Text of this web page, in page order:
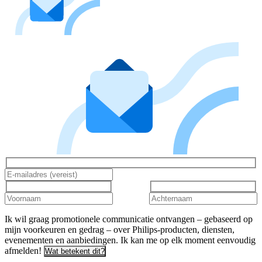
Ik wil graag promotionele communicatie ontvangen – gebaseerd op
mijn voorkeuren en gedrag – over Philips-producten, diensten,
evenementen en aanbiedingen. Ik kan me op elk moment eenvoudig
afmelden! Wat betekent dit?